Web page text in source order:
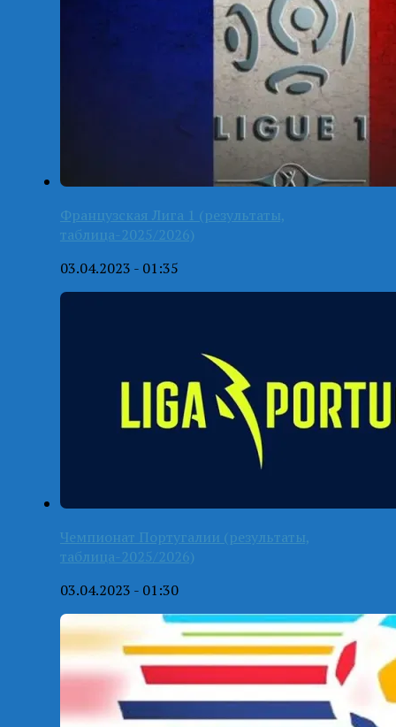
Французская Лига 1 (результаты,
таблица-2025/2026)
03.04.2023 - 01:35
Чемпионат Португалии (результаты,
таблица-2025/2026)
03.04.2023 - 01:30